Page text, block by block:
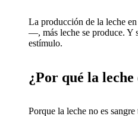
La producción de la leche
—, más leche se produce. Y
estímulo.
¿Por qué la
Porque la leche no es